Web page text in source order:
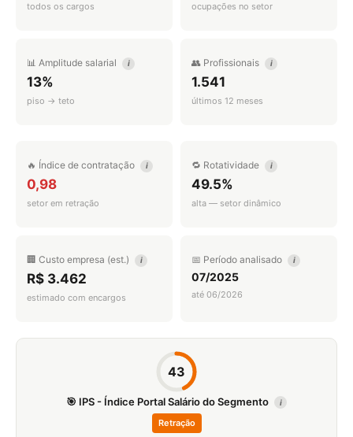
todos os cargos ocupações no setor
📊 Amplitude salarial i
13%
piso → teto
👥 Profissionais i
1.541
últimos 12 meses
🔥 Índice de contratação i
0,98
setor em retração
🔁 Rotatividade i
49.5%
alta — setor dinâmico
🏢 Custo empresa (est.) i
R$ 3.462
estimado com encargos
📅 Período analisado i
07/2025
até 06/2026
43
🎯 IPS - Índice Portal Salário do Segmento i
Retração